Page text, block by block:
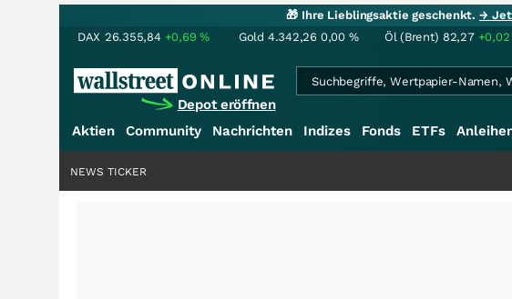
🎁 Ihre Lieblingsaktie geschenkt.→
DAX 26.355,84 +0,69% Gold 4.342,26 0,00 % Öl (Brent) 82,27
Depot eröffnen
Aktien Community Nachrichten Indizes Fonds ETFs
NEWS TICKER